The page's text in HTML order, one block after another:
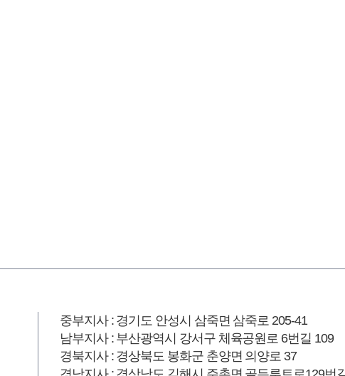
중부지사 : 경기도 안성시 삼죽면 삼죽로 205-41
남부지사 : 부산광역시 강서구 체육공원로 6번길 109
경북지사 : 경상북도 봉화군 춘양면 의양로 37